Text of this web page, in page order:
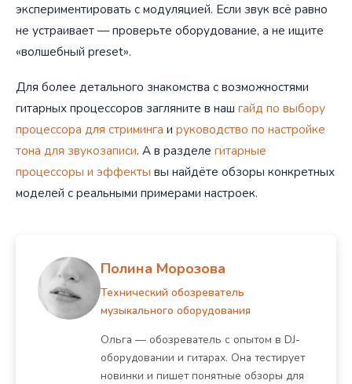
экспериментировать с модуляцией. Если звук всё равно
не устраивает — проверьте оборудование, а не ищите
«волшебный preset».
Для более детального знакомства с возможностями
гитарных процессоров загляните в наш гайд по выбору
процессора для стриминга и руководство по настройке
тона для звукозаписи. А в разделе гитарные
процессоры и эффекты вы найдёте обзоры конкретных
моделей с реальными примерами настроек.
Полина Морозова
Технический обозреватель
музыкального оборудования
Ольга — обозреватель с опытом в DJ-
оборудовании и гитарах. Она тестирует
новинки и пишет понятные обзоры для